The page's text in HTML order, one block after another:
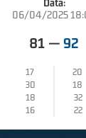
Data:
06/04/2025
81 — 92
17
20
30
18
18
32
16
22